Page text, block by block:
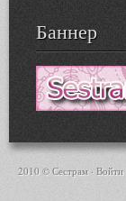
Баннер
2010 © Сестрам · Войти